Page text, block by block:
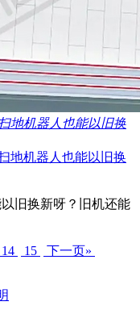
地机器人也能以旧换
地机器人也能以旧换
旧换新呀？旧机还能
14 15 下一页»